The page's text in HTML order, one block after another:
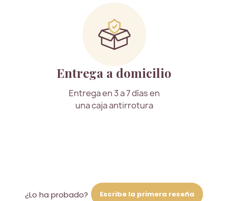
Entrega a domicilio
Entrega en 3 a 7 días en
una caja antirrotura
¿Lo ha probado? Escribe la primera reseña